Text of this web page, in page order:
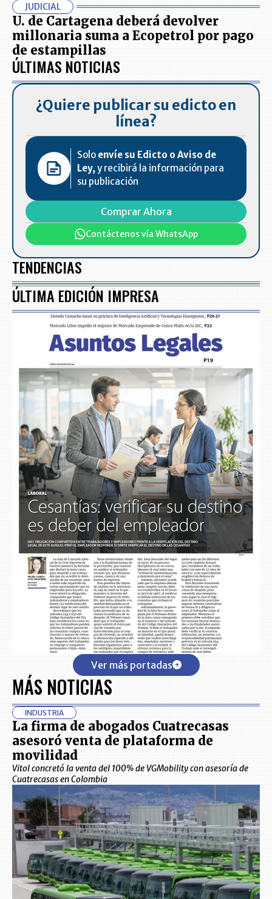
JUDICIAL
U. de Cartagena deberá devolver
millonaria suma a Ecopetrol por pago
de estampillas
ÚLTIMAS NOTICIAS
¿Quiere publicar su edicto en
línea?
Solo envíe su Edicto o Aviso de
Ley,y recibirá la información para
su publicación
Comprar Ahora
Contáctenos vía WhatsApp
TENDENCIAS
ÚLTIMA EDICIÓN IMPRESA
Ver más portadas
MÁS NOTICIAS
INDUSTRIA
La firma de abogados Cuatrecasas
asesoró venta de plataforma de
movilidad
Vitol concretó la venta del 100% de VGMobility con asesoría de
Cuatrecasas en Colombia